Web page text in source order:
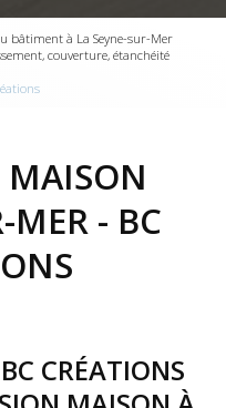
bâtiment à La Seyne-sur-Mer
couverture, étanchéité
MAISON
MER - BC
CRÉATIONS